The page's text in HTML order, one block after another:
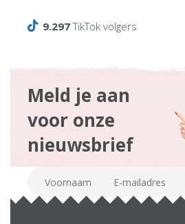
9.297TikTok volgers
Meld je aan
voor onze
nieuwsbrief